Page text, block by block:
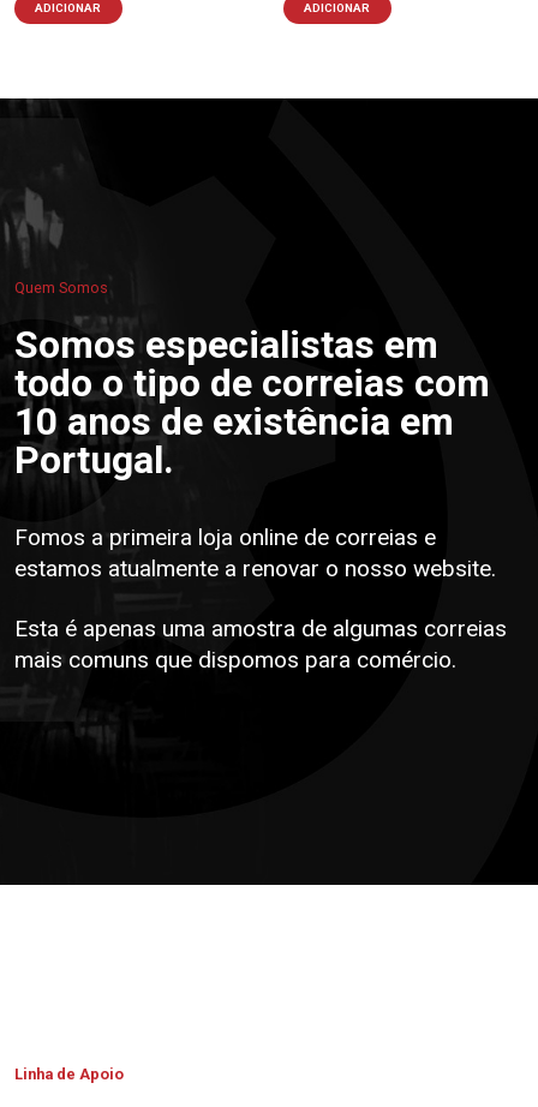
ADICIONAR ADICIONAR
Quem Somos
Somos especialistas em
todo o tipo de correias com
10 anos de existência em
Portugal.
Fomos a primeira loja online de correias e
estamos atualmente a renovar o nosso website.
Esta é apenas uma amostra de algumas correias
mais comuns que dispomos para comércio.
Linha de Apoio